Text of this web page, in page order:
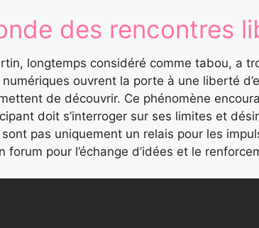
des rencontres
longtemps considéré comme tabou, a
ouvrent la porte à une liberté
de découvrir. Ce phénomène
doit s’interroger sur ses limites et
pas uniquement un relais pour les
forum pour l’échange d’idées et le